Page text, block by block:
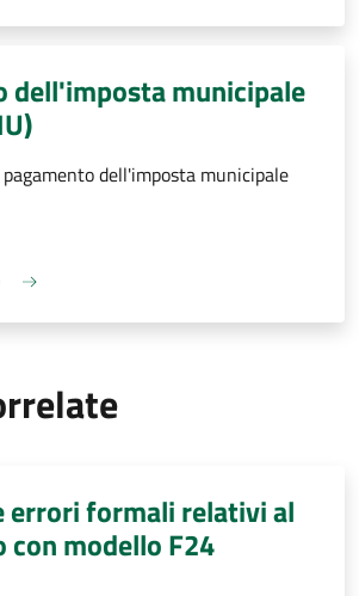
dell'imposta municipale
dell'imposta municipale
errori formali relativi al
con modello F24